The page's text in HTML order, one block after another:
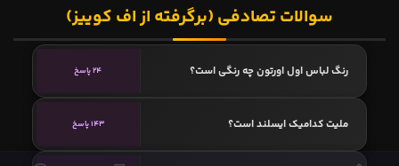
سوالات تصادفی (برگرفته از اف کوییز)
رنگ لباس اول اورتون چه رنگی است؟ 24 پاسخ
ملیت کدامیک ایسلند است؟ 143 پاسخ